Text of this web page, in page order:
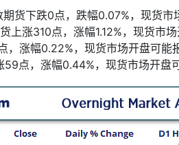
期货下跌0点，跌幅0.07%，现货市
上涨310点，涨幅1.12%，现货市
，涨幅0.22%，现货市场开盘可能
59点，涨幅0.44%，现货市场开盘